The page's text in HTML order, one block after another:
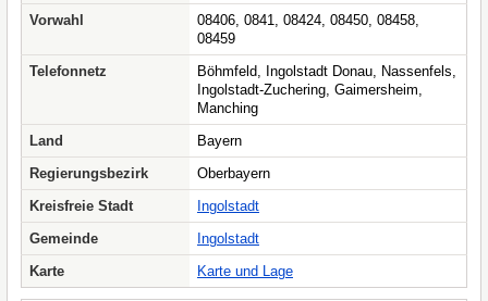
Vorwahl
08406, 0841, 08424, 08450, 08458,
08459
Telefonnetz
Böhmfeld, Ingolstadt Donau, Nassenfels,
Ingolstadt-Zuchering, Gaimersheim,
Manching
Land
Bayern
Regierungsbezirk
Oberbayern
Kreisfreie Stadt
Ingolstadt
Gemeinde
Ingolstadt
Karte
Karte und Lage